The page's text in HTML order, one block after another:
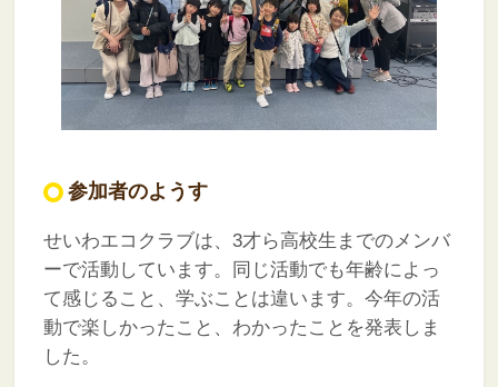
参加者のようす
せいわエコクラブは、3才ら高校生までのメンバ
ーで活動しています。同じ活動でも年齢によっ
て感じること、学ぶことは違います。今年の活
動で楽しかったこと、わかったことを発表しま
した。